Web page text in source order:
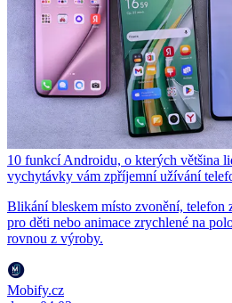
10 funkcí Androidu, o kterých většina
vychytávky vám zpříjemní užívání
Blikání bleskem místo zvonění, telefon
pro děti nebo animace zrychlené na
rovnou z výroby.
Mobify.cz